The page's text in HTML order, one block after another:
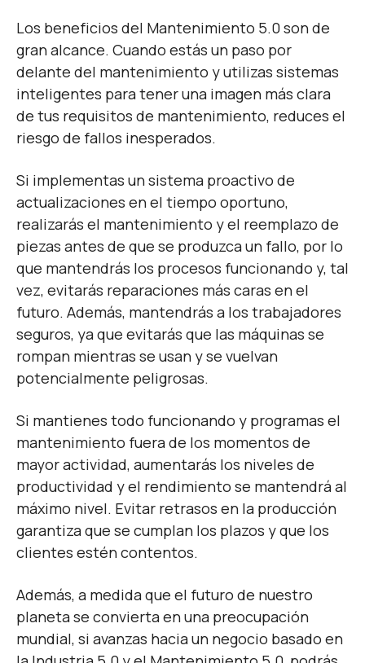
Los beneficios del Mantenimiento 5.0 son de
gran alcance. Cuando estás un paso por
delante del mantenimiento y utilizas sistemas
inteligentes para tener una imagen más clara
de tus requisitos de mantenimiento, reduces el
riesgo de fallos inesperados.
Si implementas un sistema proactivo de
actualizaciones en el tiempo oportuno,
realizarás el mantenimiento y el reemplazo de
piezas antes de que se produzca un fallo, por lo
que mantendrás los procesos funcionando y, tal
vez, evitarás reparaciones más caras en el
futuro. Además, mantendrás a los trabajadores
seguros, ya que evitarás que las máquinas se
rompan mientras se usan y se vuelvan
potencialmente peligrosas.
Si mantienes todo funcionando y programas el
mantenimiento fuera de los momentos de
mayor actividad, aumentarás los niveles de
productividad y el rendimiento se mantendrá al
máximo nivel. Evitar retrasos en la producción
garantiza que se cumplan los plazos y que los
clientes estén contentos.
Además, a medida que el futuro de nuestro
planeta se convierta en una preocupación
mundial, si avanzas hacia un negocio basado en